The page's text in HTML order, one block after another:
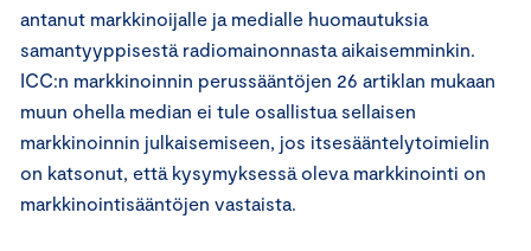
antanut markkinoijalle ja medialle huomautuksia
samantyyppisestä radiomainonnasta aikaisemminkin.
ICC:n markkinoinnin perussääntöjen 26 artiklan mukaan
muun ohella median ei tule osallistua sellaisen
markkinoinnin julkaisemiseen, jos itsesääntelytoimielin
on katsonut, että kysymyksessä oleva markkinointi on
markkinointisääntöjen vastaista.